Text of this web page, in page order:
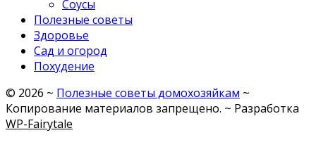
Соусы
Полезные советы
Здоровье
Сад и огород
Похудение
© 2026 ~ Полезные советы домохозяйкам ~
Копирование материалов запрещено. ~ Разработка
WP-Fairytale